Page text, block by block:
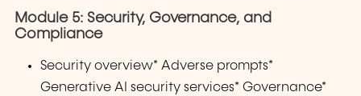
Module 5: Security, Governance, and
Compliance
Security overview* Adverse prompts*
Generative AI security services* Governance*